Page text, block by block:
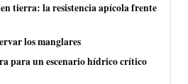
tierra: la resistencia apícola frente
los manglares
para un escenario hídrico crítico